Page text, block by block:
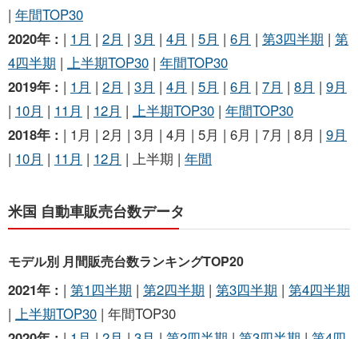
| 年間TOP30
2020年 : | 1月 | 2月 | 3月 | 4月 | 5月 | 6月 | 第3四半期 | 第
4四半期 | 上半期TOP30 | 年間TOP30
2019年 : | 1月 | 2月 | 3月 | 4月 | 5月 | 6月 | 7月 | 8月 | 9月
| 10月 | 11月 | 12月 | 上半期TOP30 | 年間TOP30
2018年 : | 1月 | 2月 | 3月 | 4月 | 5月 | 6月 | 7月 | 8月 | 9月
| 10月 | 11月 | 12月 | 上半期 | 年間
米国 自動車販売台数データ
モデル別 月間販売台数ランキングTOP20
2021年 : | 第1四半期 | 第2四半期 | 第3四半期 | 第4四半期
| 上半期TOP30 | 年間TOP30